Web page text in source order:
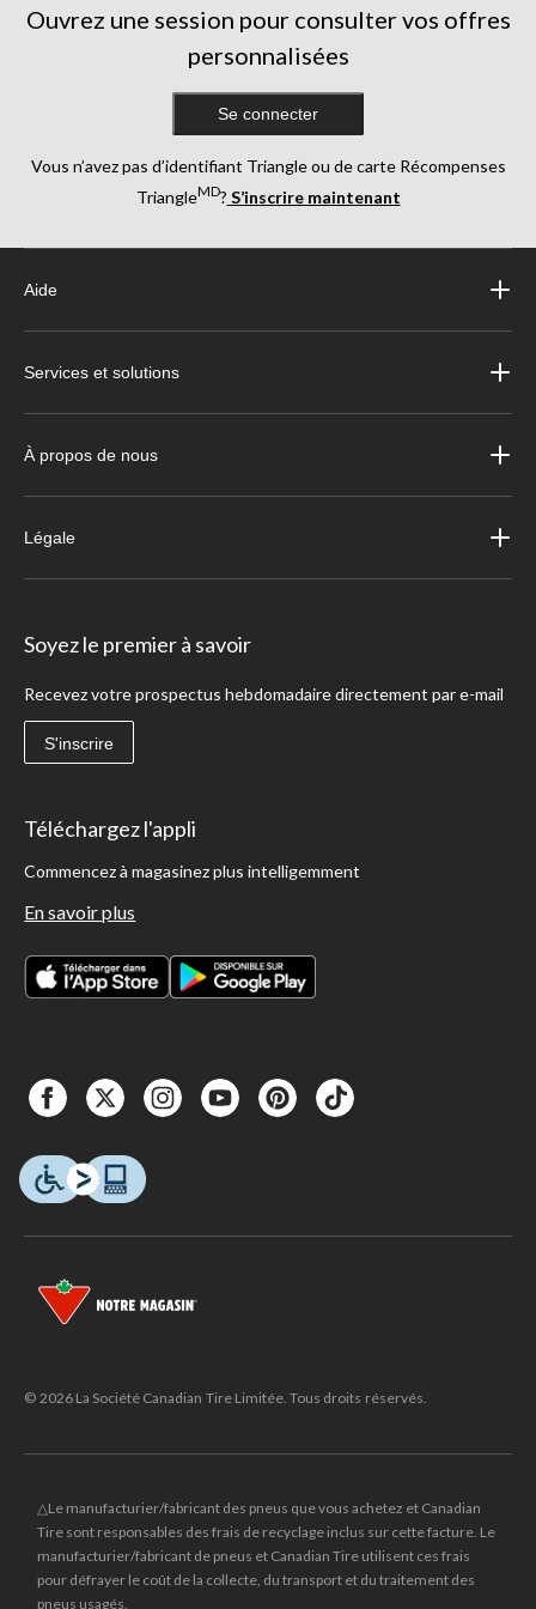
Ouvrez une session pour consulter vos offres
personnalisées
Se connecter
Vous n’avez pas d’identifiant Triangle ou de carte Récompenses
TriangleMD? S’inscrire maintenant
Aide
Services et solutions
À propos de nous
Légale
Soyez le premier à savoir
Recevez votre prospectus hebdomadaire directement par e-mail
S'inscrire
Téléchargez l'appli
Commencez à magasinez plus intelligemment
En savoir plus
© 2026 La Société Canadian Tire Limitée. Tous droits réservés.
△Le manufacturier/fabricant des pneus que vous achetez et Canadian
Tire sont responsables des frais de recyclage inclus sur cette facture. Le
manufacturier/fabricant de pneus et Canadian Tire utilisent ces frais
pour défrayer le coût de la collecte, du transport et du traitement des
pneus usagés.